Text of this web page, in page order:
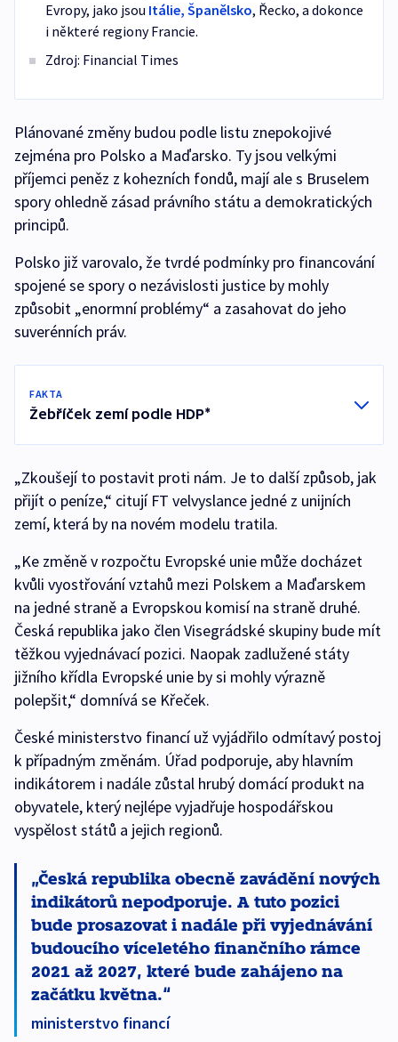
Evropy, jako jsou Itálie, Španělsko, Řecko, a dokonce
i některé regiony Francie.
Zdroj: Financial Times
Plánované změny budou podle listu znepokojivé
zejména pro Polsko a Maďarsko. Ty jsou velkými
příjemci peněz z kohezních fondů, mají ale s Bruselem
spory ohledně zásad právního státu a demokratických
principů.
Polsko již varovalo, že tvrdé podmínky pro financování
spojené se spory o nezávislosti justice by mohly
způsobit „enormní problémy“ a zasahovat do jeho
suverénních práv.
FAKTA
Žebříček zemí podle HDP*
„Zkoušejí to postavit proti nám. Je to další způsob, jak
přijít o peníze,“ citují FT velvyslance jedné z unijních
zemí, která by na novém modelu tratila.
„Ke změně v rozpočtu Evropské unie může docházet
kvůli vyostřování vztahů mezi Polskem a Maďarskem
na jedné straně a Evropskou komisí na straně druhé.
Česká republika jako člen Visegrádské skupiny bude mít
těžkou vyjednávací pozici. Naopak zadlužené státy
jižního křídla Evropské unie by si mohly výrazně
polepšit,“ domnívá se Křeček.
České ministerstvo financí už vyjádřilo odmítavý postoj
k případným změnám. Úřad podporuje, aby hlavním
indikátorem i nadále zůstal hrubý domácí produkt na
obyvatele, který nejlépe vyjadřuje hospodářskou
vyspělost států a jejich regionů.
Česká republika obecně zavádění nových
indikátorů nepodporuje. A tuto pozici
bude prosazovat i nadále při vyjednávání
budoucího víceletého finančního rámce
2021 až 2027, které bude zahájeno na
začátku května.
ministerstvo financí